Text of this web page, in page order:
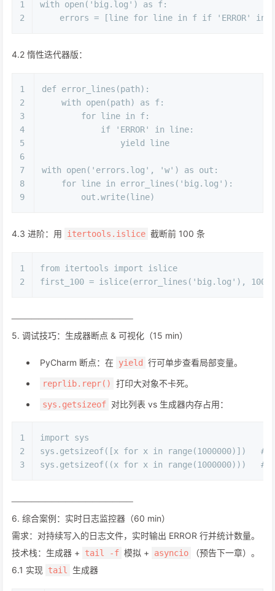
1
2
with open ( 'big.log' ) as f:
    errors = [line
for line in f if 'ERROR' in
4.2 惰性迭代器版：
1
2
3
4
5
6
7
8
9
def error_lines (path):
with
open (path) as f:
for line in f:
if
'ERROR' in line:
yield
line
with open ( 'errors.log' , 'w' ) as out:
for line in error_lines( 'big.log' ):
        out.write(line)
4.3 进阶：用 itertools.islice 截断前 100 条
1
2
from itertools import islice
first_100 = islice(error_lines( 'big.log' ), 100
──────────────────
5. 调试技巧：生成器断点 & 可视化（15 min）
PyCharm 断点：在 yield 行可单步查看局部变量。
reprlib.repr() 打印大对象不卡死。
sys.getsizeof 对比列表 vs 生成器内存占用：
1
2
3
import sys
sys.getsizeof([x for x in range(1000000)]) #
sys.getsizeof((x for x in range(1000000))) #
──────────────────
6. 综合案例：实时日志监控器（60 min）
需求：对持续写入的日志文件，实时输出 ERROR 行并统计数量。
技术栈：生成器 +
tail -f 模拟 + asyncio
（预告下一章）。
6.1 实现 tail 生成器